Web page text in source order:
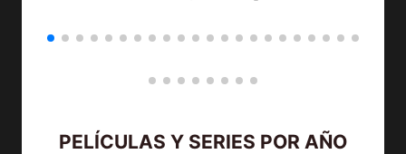
PELÍCULAS Y SERIES POR AÑO